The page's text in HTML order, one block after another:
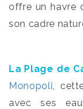
offre un havre
son cadre
La Plage de
Monopoli ,
avec ses